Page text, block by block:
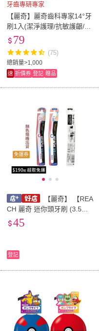
牙齒專研專家
【麗奇】麗奇齒科專家14°牙
刷1入(潔淨護理/抗敏護齦/植
牙矯正/深層清潔)
總銷量>1,000
79
(75)
速 折價券 登記 贈品
免運券
【麗奇】 【REA
CH 麗奇 迷你頭牙刷 (3.5mm
超細刷毛) 1入】現貨 日本境
45
登記